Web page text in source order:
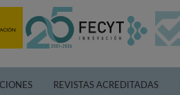
REVISTAS ACREDITADAS